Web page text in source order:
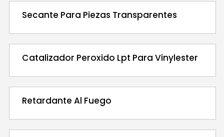
Secante Para Piezas Transparentes
Catalizador Peroxido Lpt Para Vinylester
Retardante Al Fuego